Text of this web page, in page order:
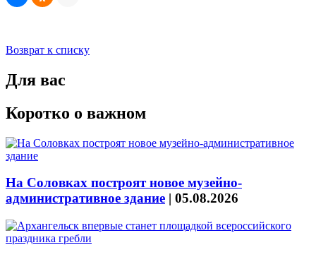
Возврат к списку
Для вас
Коротко о важном
На Соловках построят новое музейно-
административное здание | 05.08.2026